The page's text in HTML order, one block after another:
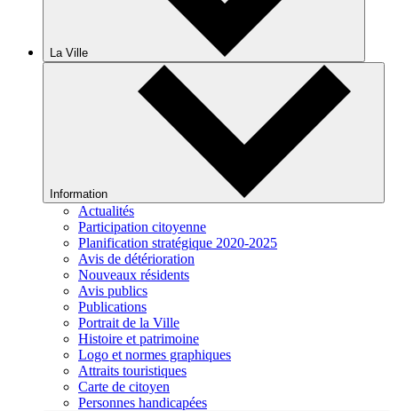
La Ville
Information
Actualités
Participation citoyenne
Planification stratégique 2020-2025
Avis de détérioration
Nouveaux résidents
Avis publics
Publications
Portrait de la Ville
Histoire et patrimoine
Logo et normes graphiques
Attraits touristiques
Carte de citoyen
Personnes handicapées